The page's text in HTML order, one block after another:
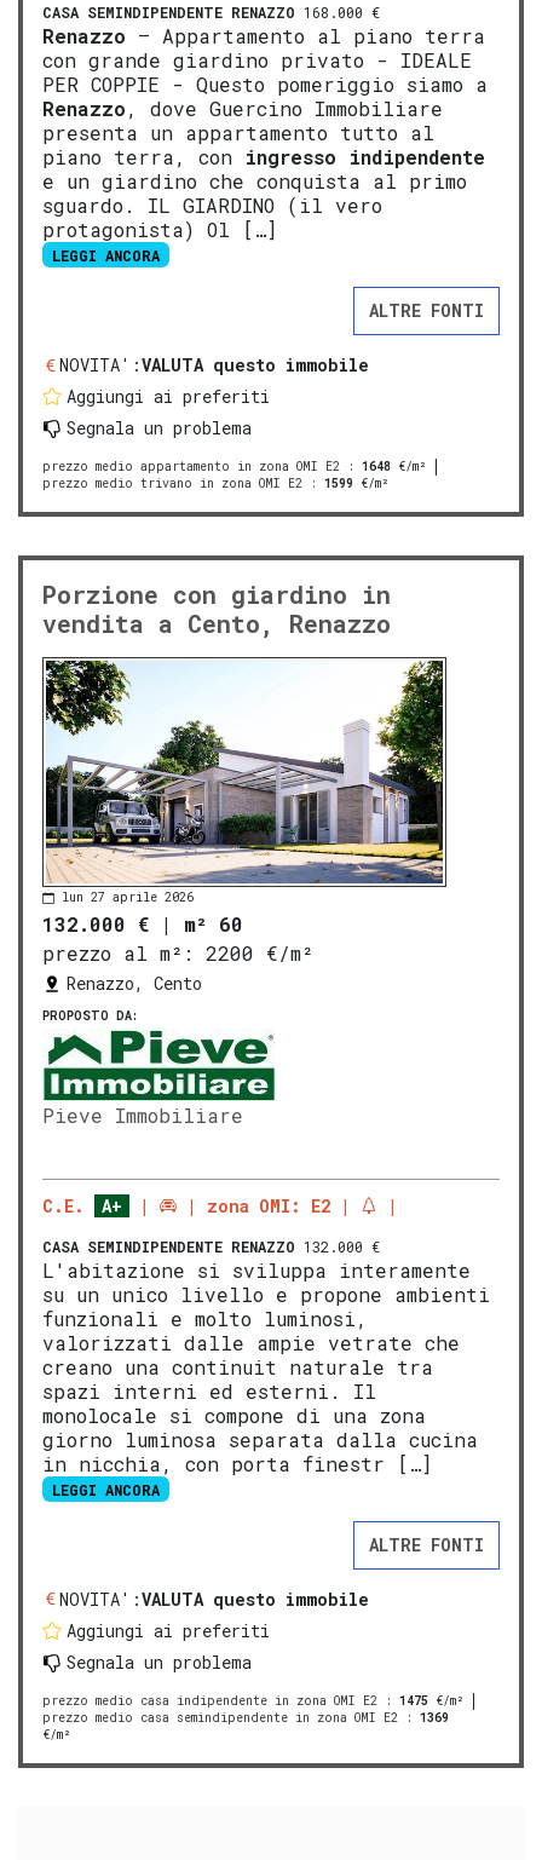
CASA SEMINDIPENDENTE RENAZZO 168.000 €
Renazzo – Appartamento al piano terra
con grande giardino privato - IDEALE
PER COPPIE - Questo pomeriggio siamo a
Renazzo, dove Guercino Immobiliare
presenta un appartamento tutto al
piano terra, con ingresso indipendente
e un giardino che conquista al primo
sguardo. IL GIARDINO (il vero
protagonista) Ol […]
LEGGI ANCORA
ALTRE FONTI
NOVITA':VALUTA questo immobile
Aggiungi ai preferiti
Segnala un problema
prezzo medio appartamento in zona OMI E2 : 1648 €/m²
prezzo medio trivano in zona OMI E2 : 1599 €/m²
Porzione con giardino in
vendita a Cento, Renazzo
lun 27 aprile 2026
132.000 € | m² 60
prezzo al m²:
2200 €/m²
Renazzo, Cento
PROPOSTO DA:
Pieve Immobiliare
C.E. A+ zona OMI: E2
CASA SEMINDIPENDENTE RENAZZO 132.000 €
L'abitazione si sviluppa interamente
su un unico livello e propone ambienti
funzionali e molto luminosi,
valorizzati dalle ampie vetrate che
creano una continuit naturale tra
spazi interni ed esterni. Il
monolocale si compone di una zona
giorno luminosa separata dalla cucina
in nicchia, con porta finestr […]
LEGGI ANCORA
ALTRE FONTI
NOVITA':VALUTA questo immobile
Aggiungi ai preferiti
Segnala un problema
prezzo medio casa indipendente in zona OMI E2 : 1475 €/m²
prezzo medio casa semindipendente in zona OMI E2 : 1369
€/m²